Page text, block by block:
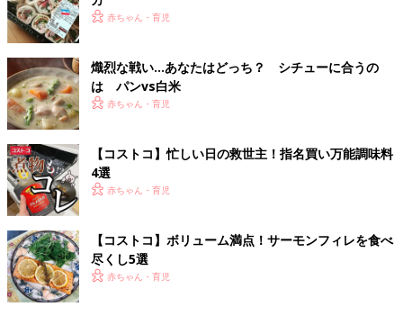
赤ちゃん・育児
熾烈な戦い…あなたはどっち？ シチューに合うの
は パンvs白米
赤ちゃん・育児
【コストコ】忙しい日の救世主！指名買い万能調味料
4選
赤ちゃん・育児
【コストコ】ボリューム満点！サーモンフィレを食べ
尽くし5選
赤ちゃん・育児